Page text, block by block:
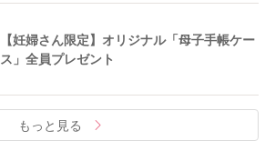
【妊婦さん限定】オリジナル「母子手帳ケー
ス」全員プレゼント
もっと見る